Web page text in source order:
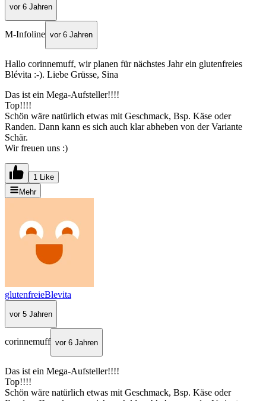
vor 6 Jahren
M-Infoline vor 6 Jahren
Hallo corinnemuff, wir planen für nächstes Jahr ein glutenfreies
Blévita :-). Liebe Grüsse, Sina
Das ist ein Mega-Aufsteller!!!!
Top!!!!
Schön wäre natürlich etwas mit Geschmack, Bsp. Käse oder
Randen. Dann kann es sich auch klar abheben von der Variante
Schär.
Wir freuen uns :)
1 Like
Mehr
glutenfreieBlevita
vor 5 Jahren
corinnemuff vor 6 Jahren
Das ist ein Mega-Aufsteller!!!!
Top!!!!
Schön wäre natürlich etwas mit Geschmack, Bsp. Käse oder